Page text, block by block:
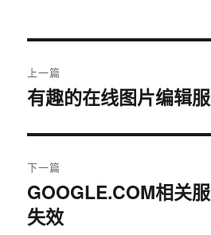
章
航
上一篇
上
文
章：
有趣的在线图片编辑
下一篇
下
篇
GOOGLE.COM相关
失效